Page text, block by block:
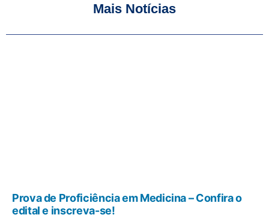
Mais Notícias
Prova de Proficiência em Medicina – Confira o
edital e inscreva-se!